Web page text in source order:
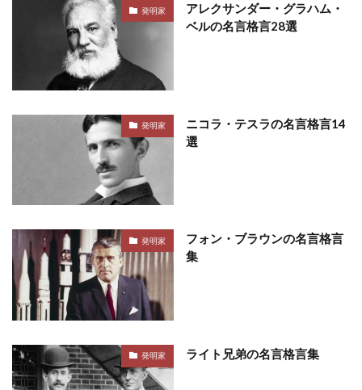
発明家
アレクサンダー・グラハム・
ベルの名言格言28選
発明家
ニコラ・テスラの名言格言14
選
発明家
フォン・ブラウンの名言格言
集
発明家 ライト兄弟の名言格言集